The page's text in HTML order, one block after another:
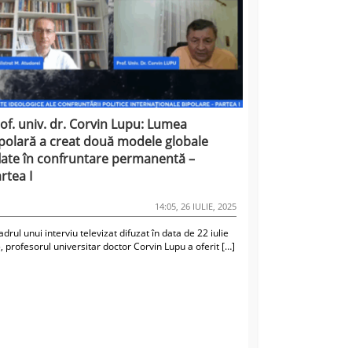
univ. dr. Corvin Lupu: Lumea
a creat două modele globale
în confruntare permanentă –
I
14:05, 26 IULIE, 2025
unui interviu televizat difuzat în data de 22 iulie
profesorul universitar doctor Corvin Lupu a oferit […]